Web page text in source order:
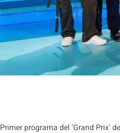
Primer programa del 'Grand Prix'